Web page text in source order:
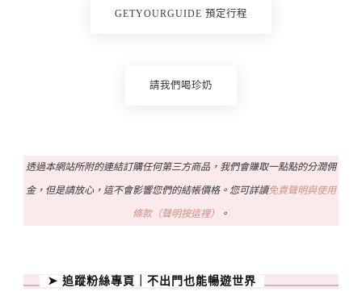
GETYOURGUIDE 預定行程
請我們喝珍奶
透過本網站所附的連結訂購任何第三方商品，我們會賺取一點點的分潤佣
金，但是請放心，這不會影響您們的結帳價格。您可詳讀免責聲明與使用
條款（聲明按這裡） 。
➤ 追蹤粉絲專頁｜不出門也能暢遊世界